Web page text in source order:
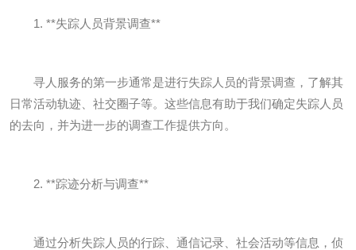
1. **失踪人员背景调查**
寻人服务的第一步通常是进行失踪人员的背景调查，了解其
日常活动轨迹、社交圈子等。这些信息有助于我们确定失踪人员
的去向，并为进一步的调查工作提供方向。
2. **踪迹分析与调查**
通过分析失踪人员的行踪、通信记录、社会活动等信息，侦